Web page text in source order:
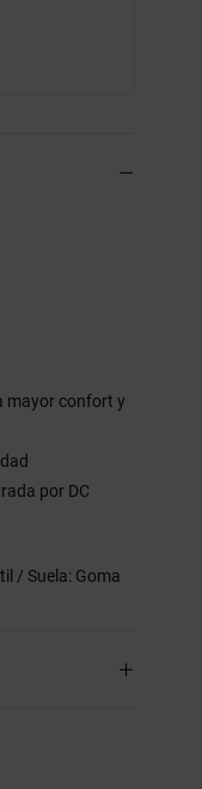
mayor confort y
por DC
/ Suela: Goma